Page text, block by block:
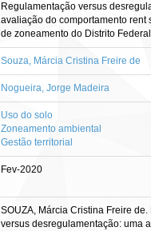
Regulamentação versus
avaliação do comportamento rent
de zoneamento do Distrito Federal
Souza, Márcia Cristina Freire de
Nogueira, Jorge Madeira
Uso do solo
Zoneamento ambiental
Gestão territorial
Fev-2020
SOUZA, Márcia Cristina Freire
versus desregulamentação: uma